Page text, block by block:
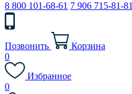
8 800 101-68-61 7 906 715-81-81
Позвонить
Корзина
0
Избранное
0